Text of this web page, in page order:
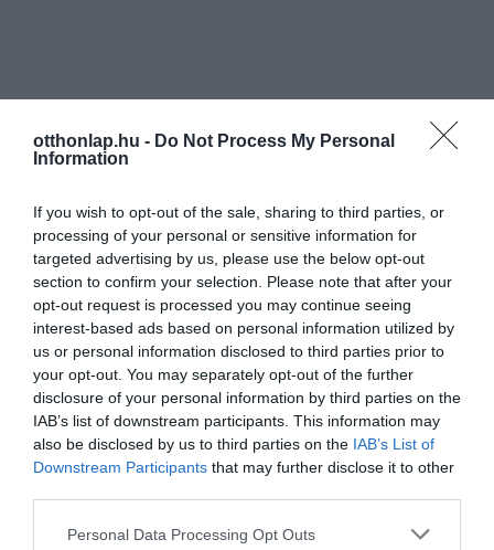
otthonlap.hu - Do Not Process My Personal
Information
If you wish to opt-out of the sale, sharing to third parties, or
processing of your personal or sensitive information for
targeted advertising by us, please use the below opt-out
section to confirm your selection. Please note that after your
opt-out request is processed you may continue seeing
interest-based ads based on personal information utilized by
us or personal information disclosed to third parties prior to
your opt-out. You may separately opt-out of the further
disclosure of your personal information by third parties on the
IAB’s list of downstream participants. This information may
also be disclosed by us to third parties on the IAB’s List of
Downstream Participants that may further disclose it to other
Please note that this website/app uses one or more Google
Personal Data Processing Opt Outs